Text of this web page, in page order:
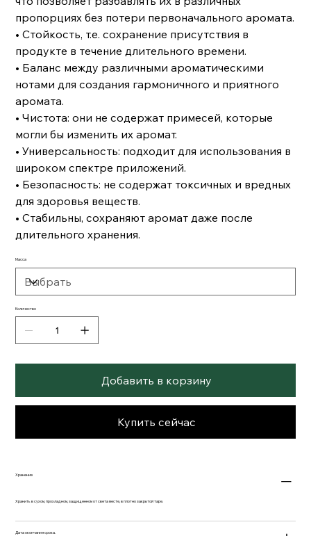
пропорциях без потери первоначального аромата.
• Стойкость, т.е. сохранение присутствия в
продукте в течение длительного времени.
• Баланс между различными ароматическими
нотами для создания гармоничного и приятного
аромата.
• Чистота: они не содержат примесей, которые
могли бы изменить их аромат.
• Универсальность: подходит для использования в
широком спектре приложений.
• Безопасность: не содержат токсичных и вредных
для здоровья веществ.
• Стабильны, сохраняют аромат даже после
длительного хранения.
Масса
Количество
Добавить в корзину
Купить сейчас
Хранение
Хранить в сухом, прохладном, защищенном от света месте, в плотно закрытой таре.
Дата окончания срока.